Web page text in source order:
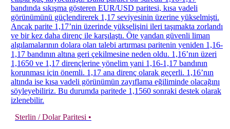
bandında sıkışma gösteren EUR/USD paritesi, kısa vadeli
görünümünü güçlendirerek 1,17 seviyesinin üzerine yükselmişti.
Ancak parite 1,17’nin üzerinde yükselişini ileri taşımakta zorlandı
ve bir kez daha direnç ile karşılaştı. Öte yandan güvenli liman
algılamalarının dolara olan talebi artırması paritenin yeniden 1,16-
1,17 bandının altına geri çekilmesine neden oldu. 1,16’nın üzeri
1,1650 ve 1,17 dirençlerine yönelim yani 1,16-1,17 bandının
korunması için önemli. 1,17 ana direnç olarak geçerli. 1,16’nın
altında ise kısa vadeli görünümün zayıflama eğiliminde olacağını
söyleyebiliriz. Bu durumda paritede 1,1560 sonraki destek olarak
izlenebilir.
Sterlin / Dolar Paritesi •